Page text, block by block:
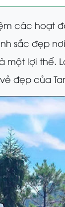
các hoạt
sắc đẹp
một lợi thế.
đẹp của